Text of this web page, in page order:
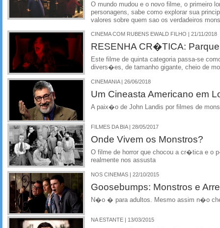
O mundo mudou e o novo filme, o primeiro
personagens, sabe como explorar sua
valores sobre quem sao os verdadeiros
CINEMA COM RUBENS EWALD FILHO | 21/11/2018
RESENHA CR�TICA:
Este filme de quinta categoria passa-se
divers�es, de tamanho gigante, cheio de
CINEMANIA | 26/06/2018
Um Cineasta Americano em
A paix�o de John Landis por filmes de
FILMES DA BIA | 28/05/2017
Onde Vivem os Monstros?
O filme de horror que chocou a cr�tica e o
realmente nos assusta
NOS CINEMAS | 22/10/2015
Goosebumps: Monstros e
N�o � para adultos. Mesmo assim n�o
NA ESTANTE | 13/03/2015